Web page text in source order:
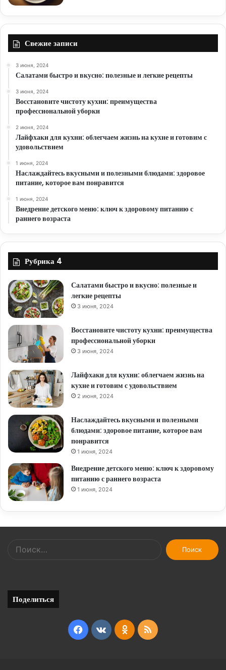
Свежие записи
3 июня, 2024
Салатами быстро и вкусно: полезные и легкие рецепты
3 июня, 2024
Восстановите чистоту кухни: преимущества
профессиональной уборки
2 июня, 2024
Лайфхаки для кухни: облегчаем жизнь на кухне и готовим с
удовольствием
1 июня, 2024
Наслаждайтесь вкусными и полезными блюдами: здоровое
питание, которое вам понравится
1 июня, 2024
Внедрение детского меню: ключ к здоровому питанию с
раннего возраста
Рубрика 4
Салатами быстро и вкусно: полезные и
легкие рецепты
3 июня, 2024
Восстановите чистоту кухни: преимущества
профессиональной уборки
3 июня, 2024
Лайфхаки для кухни: облегчаем жизнь на
кухне и готовим с удовольствием
2 июня, 2024
Наслаждайтесь вкусными и полезными
блюдами: здоровое питание, которое вам
понравится
1 июня, 2024
Внедрение детского меню: ключ к здоровому
питанию с раннего возраста
1 июня, 2024
Найти:
Поделиться
Facebook
vk.comOdnoklassniki
RSS